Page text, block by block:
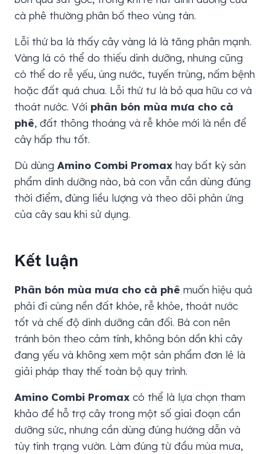
cà phê thường phân bố theo vùng tán.
Lỗi thứ ba là thấy cây vàng lá là tăng phân mạnh.
Vàng lá có thể do thiếu dinh dưỡng, nhưng cũng
có thể do rễ yếu, úng nước, tuyến trùng, nấm bệnh
hoặc đất quá chua. Lỗi thứ tư là bỏ qua hữu cơ và
thoát nước. Với phân bón mùa mưa cho cà
phê, đất thông thoáng và rễ khỏe mới là nền để
cây hấp thu tốt.
Dù dùng Amino Combi Promax hay bất kỳ sản
phẩm dinh dưỡng nào, bà con vẫn cần dùng đúng
thời điểm, đúng liều lượng và theo dõi phản ứng
của cây sau khi sử dụng.
Kết luận
Phân bón mùa mưa cho cà phê muốn hiệu quả
phải đi cùng nền đất khỏe, rễ khỏe, thoát nước
tốt và chế độ dinh dưỡng cân đối. Bà con nên
tránh bón theo cảm tính, không bón dồn khi cây
đang yếu và không xem một sản phẩm đơn lẻ là
giải pháp thay thế toàn bộ quy trình.
Amino Combi Promax có thể là lựa chọn tham
khảo để hỗ trợ cây trong một số giai đoạn cần
dưỡng sức, nhưng cần dùng đúng hướng dẫn và
tùy tình trạng vườn. Làm đúng từ đầu mùa mưa,